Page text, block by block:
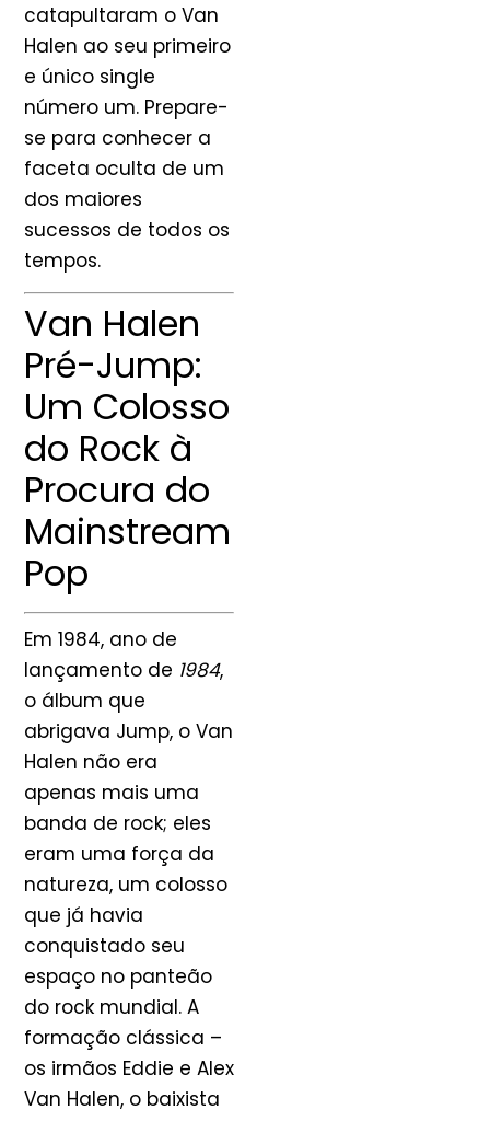
catapultaram o Van
Halen ao seu primeiro
e único single
número um. Prepare-
se para conhecer a
faceta oculta de um
dos maiores
sucessos de todos os
tempos.
Van Halen
Pré-Jump:
Um Colosso
do Rock à
Procura do
Mainstream
Pop
Em 1984, ano de
lançamento de 1984,
o álbum que
abrigava Jump, o Van
Halen não era
apenas mais uma
banda de rock; eles
eram uma força da
natureza, um colosso
que já havia
conquistado seu
espaço no panteão
do rock mundial. A
formação clássica –
os irmãos Eddie e Alex
Van Halen, o baixista